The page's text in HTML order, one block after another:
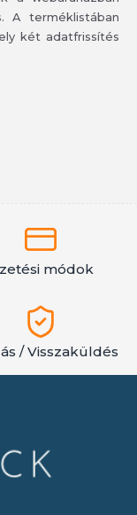
A terméklistában
két adatfrissítés
módok
/ Visszaküldés